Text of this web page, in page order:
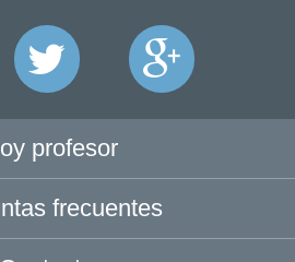
profesor
frecuentes